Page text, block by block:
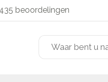
beoordelingen